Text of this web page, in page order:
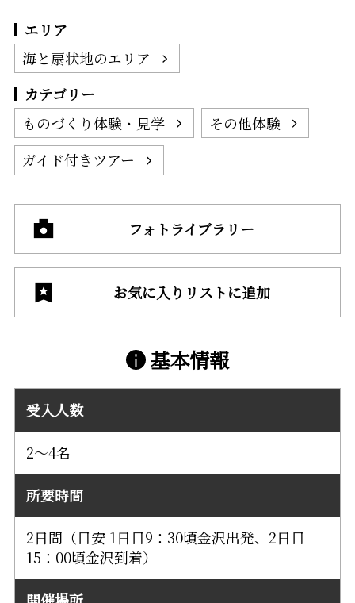
エリア
海と扇状地のエリア
カテゴリー
ものづくり体験・見学
その他体験
ガイド付きツアー
フォトライブラリー
お気に入りリストに追加
基本情報
受入人数
2～4名
所要時間
2日間（目安 1日目9：30頃金沢出発、2日目
15：00頃金沢到着）